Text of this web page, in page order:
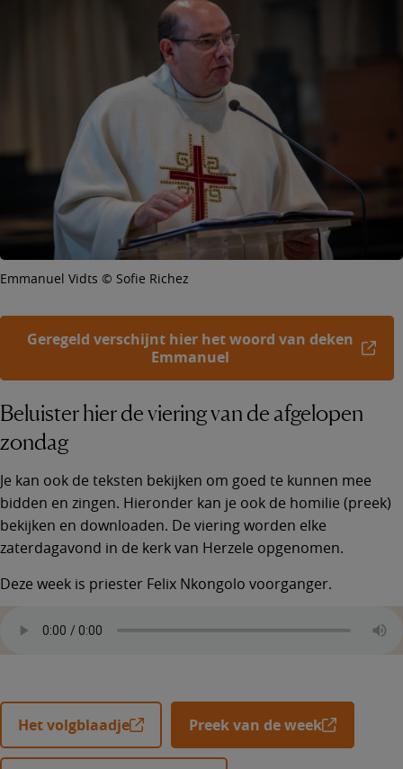
Emmanuel Vidts © Sofie Richez
Geregeld verschijnt hier het woord van deken
Emmanuel
Beluister hier de viering van de afgelopen
zondag
Je kan ook de teksten bekijken om goed te kunnen mee
bidden en zingen. Hieronder kan je ook de homilie (preek)
bekijken en downloaden. De viering worden elke
zaterdagavond in de kerk van Herzele opgenomen.
Deze week is priester Felix Nkongolo voorganger.
Het volgblaadje Preek van de week